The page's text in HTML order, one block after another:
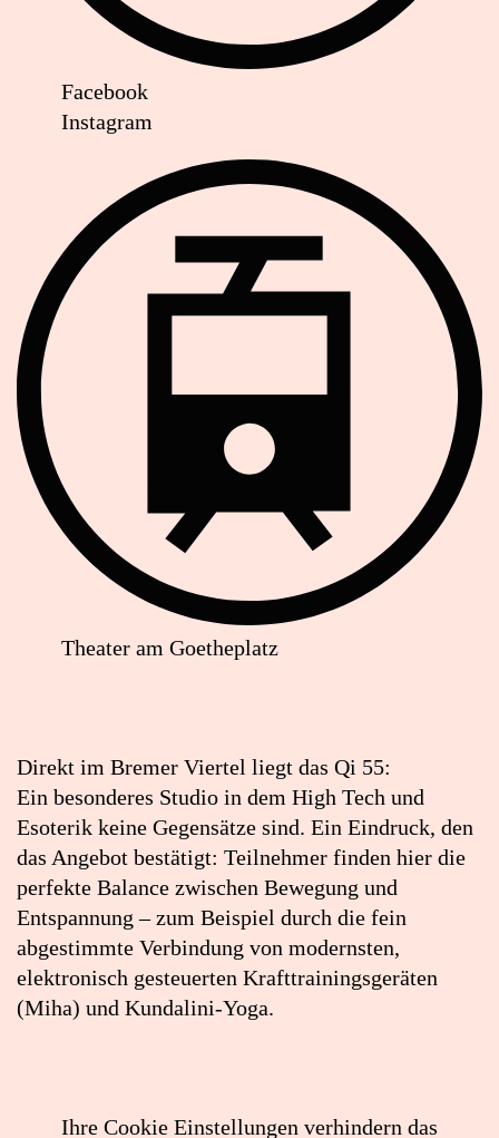
Facebook
Instagram
Strassenbahn Haltestelle
Theater am Goetheplatz
55
in
Google
Maps
öffnen
(externer
Link)
Direkt im Bremer Viertel liegt das Qi 55:
Ein besonderes Studio in dem High Tech und
Esoterik keine Gegensätze sind. Ein Eindruck, den
das Angebot bestätigt: Teilnehmer finden hier die
perfekte Balance zwischen Bewegung und
Entspannung – zum Beispiel durch die fein
abgestimmte Verbindung von modernsten,
elektronisch gesteuerten Krafttrainingsgeräten
(Miha) und Kundalini-Yoga.
Ihre Cookie Einstellungen verhindern das